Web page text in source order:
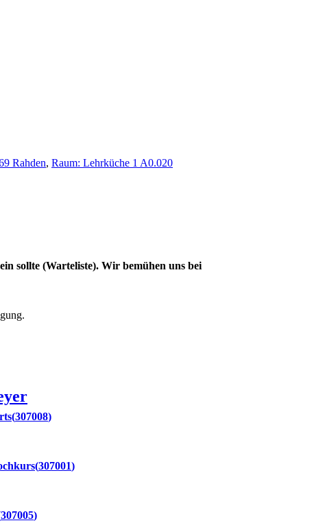
Rahden, Raum: Lehrküche 1 A0.020
sollte (Warteliste). Wir bemühen uns bei
307008
307001
307005